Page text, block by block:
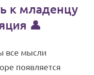
к младенцу
👤
все мысли
появляется